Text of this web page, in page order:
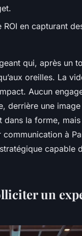
ROI en capturant
qui, après un
oreilles. La
Aucun
derrière une
la forme,
à
capable
un